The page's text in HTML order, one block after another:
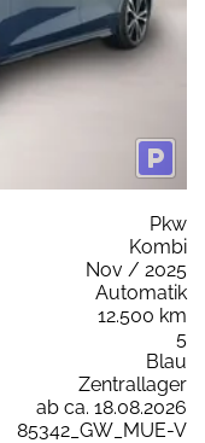
Pkw
Kombi
Nov / 2025
Automatik
12.500 km
5
Blau
Zentrallager
ab ca. 18.08.2026
85342_GW_MUE-V